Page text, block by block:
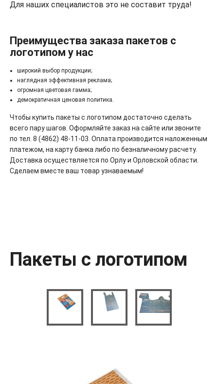
Для наших специалистов это не составит труда!
Преимущества заказа пакетов с
логотипом у нас
широкий выбор продукции;
наглядная эффективная реклама;
огромная цветовая гамма;
демократичная ценовая политика.
Чтобы купить пакеты с логотипом достаточно сделать
всего пару шагов. Оформляйте заказ на сайте или звоните
по тел. 8 (4862) 48-11-03. Оплата производится наложенным
платежом, на карту банка либо по безналичному расчету.
Доставка осуществляется по Орлу и Орловской области.
Сделаем вместе ваш товар узнаваемым!
Пакеты с логотипом